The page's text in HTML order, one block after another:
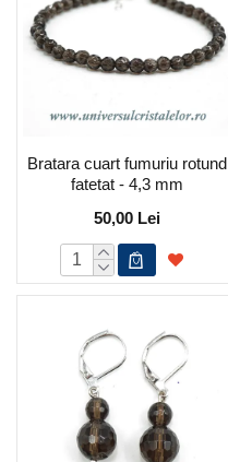
Bratara cuart fumuriu rotund
fatetat - 4,3 mm
50,00 Lei